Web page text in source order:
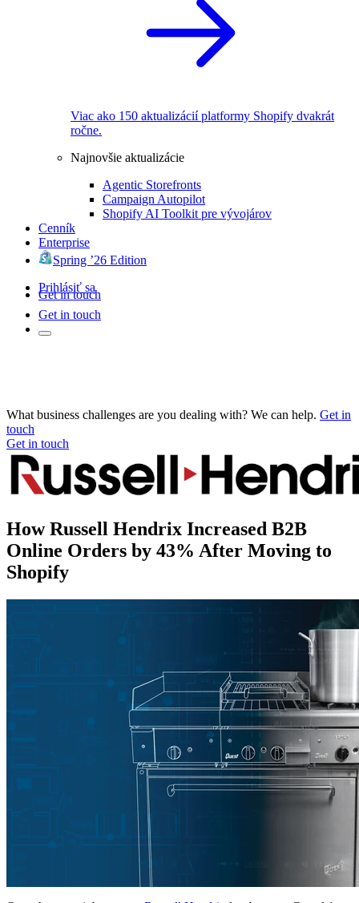
Viac ako 150 aktualizácií platformy Shopify dvakrát
ročne.
Najnovšie aktualizácie
Agentic Storefronts
Campaign Autopilot
Shopify AI Toolkit pre vývojárov
Cenník
Enterprise
Spring ’26 Edition
Prihlásiť sa
Get in touch
Get in touch
What business challenges are you dealing with? We can help. Get in
touch
Get in touch
How Russell Hendrix Increased B2B
Online Orders by 43% After Moving to
Shopify